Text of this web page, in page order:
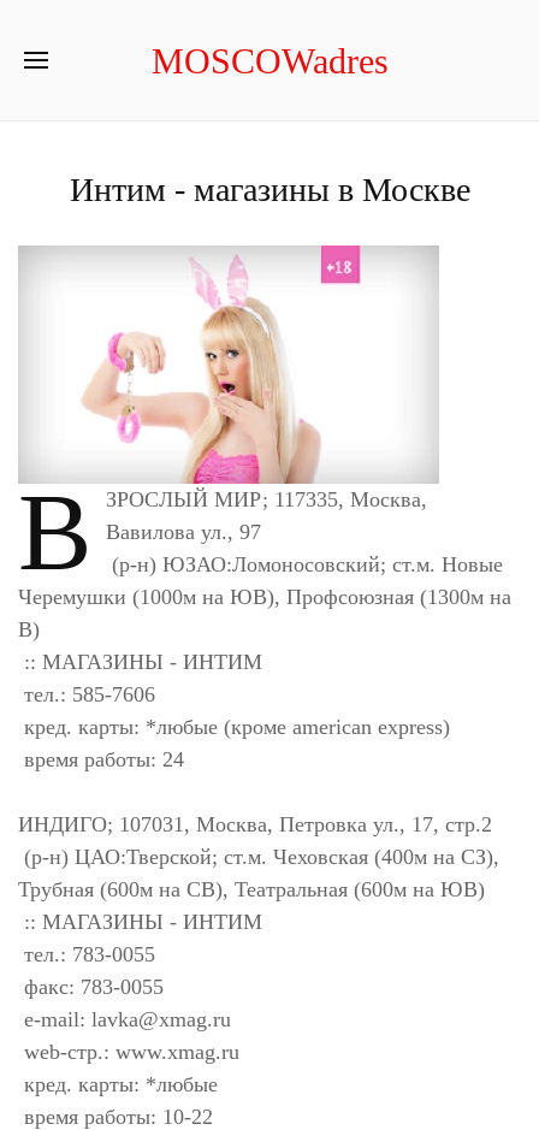
MOSCOWadres
Интим - магазины в Москве
В
ЗРОСЛЫЙ МИР; 117335, Москва,
Вавилова ул., 97
(р-н) ЮЗАО:Ломоносовский; ст.м. Новые
Черемушки (1000м на ЮВ), Профсоюзная (1300м на
В)
:: МАГАЗИНЫ - ИНТИМ
тел.: 585-7606
кред. карты: *любые (кроме american express)
время работы: 24
ИНДИГО; 107031, Москва, Петровка ул., 17, стр.2
(р-н) ЦАО:Тверской; ст.м. Чеховская (400м на СЗ),
Трубная (600м на СВ), Театральная (600м на ЮВ)
:: МАГАЗИНЫ - ИНТИМ
тел.: 783-0055
факс: 783-0055
e-mail: lavka@xmag.ru
web-стр.: www.xmag.ru
кред. карты: *любые
время работы: 10-22